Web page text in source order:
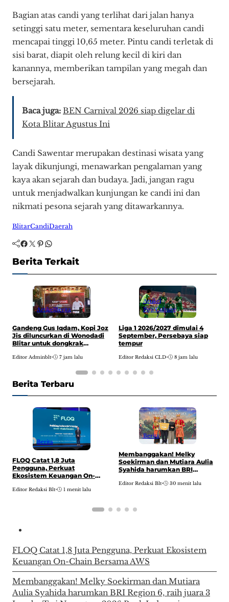
Bagian atas candi yang terlihat dari jalan hanya
setinggi satu meter, sementara keseluruhan candi
mencapai tinggi 10,65 meter. Pintu candi terletak di
sisi barat, diapit oleh relung kecil di kiri dan
kanannya, memberikan tampilan yang megah dan
bersejarah.
Baca juga: BEN Carnival 2026 siap digelar di
Kota Blitar Agustus Ini
Candi Sawentar merupakan destinasi wisata yang
layak dikunjungi, menawarkan pengalaman yang
kaya akan sejarah dan budaya. Jadi, jangan ragu
untuk menjadwalkan kunjungan ke candi ini dan
nikmati pesona sejarah yang ditawarkannya.
BlitarCandiDaerah
Facebook Twitter Pinterest WhatsApp
Berita Terkait
ArtikelBerita
Gandeng Gus Iqdam, Kopi Joz
Jis diluncurkan di Wonodadi
Blitar untuk dongkrak
Editor Adminblt• 7 jam lalu
Artikel
Pop Culture
Liga 1 2026/2027 dimulai 4
September, Persebaya siap
tempur
Editor Redaksi CLD• 8 jam lalu
Berita Terbaru
Berita
FLOQ Catat 1,8 Juta
Pengguna, Perkuat
Ekosistem Keuangan On-
Editor Redaksi Blt• 1 menit lalu
Berita
Membanggakan! Melky
Soekirman dan Mutiara Aulia
Syahida harumkan BRI
Tari Nusantara 2026 Bank
Editor Redaksi Blt• 30 menit lalu
FLOQ Catat 1,8 Juta Pengguna, Perkuat Ekosistem
Keuangan On-Chain Bersama AWS
Membanggakan! Melky Soekirman dan Mutiara
Aulia Syahida harumkan BRI Region 6, raih juara 3